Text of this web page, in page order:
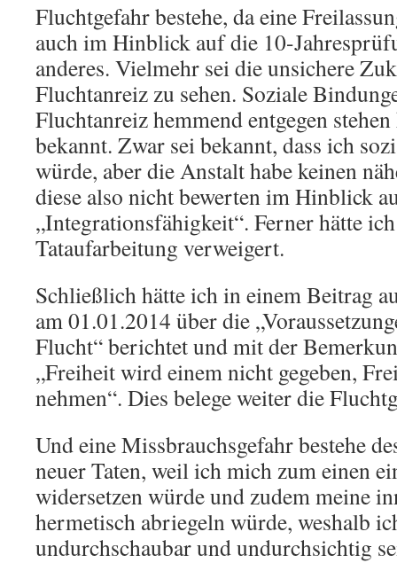
Fluchtgefahr bestehe, da eine
auch im Hinblick auf die 10-
anderes. Vielmehr sei die unsichere
Fluchtanreiz zu sehen. Soziale
Fluchtanreiz hemmend entgegen
bekannt. Zwar sei bekannt, dass ich
würde, aber die Anstalt habe keinen
diese also nicht bewerten im Hinblick
„Integrationsfähigkeit“. Ferner hätte
Tataufarbeitung verweigert.
Schließlich hätte ich in einem Beitrag
am 01.01.2014 über die
Flucht“ berichtet und mit der
„Freiheit wird einem nicht gegeben,
nehmen“. Dies belege weiter die
Und eine Missbrauchsgefahr bestehe
neuer Taten, weil ich mich zum einen
widersetzen würde und zudem meine
hermetisch abriegeln würde, weshalb
undurchschaubar und undurchsichtig